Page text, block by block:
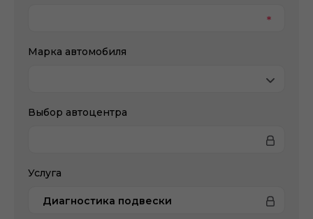
Марка автомобиля
Выбор автоцентра
Услуга
Диагностика подвески